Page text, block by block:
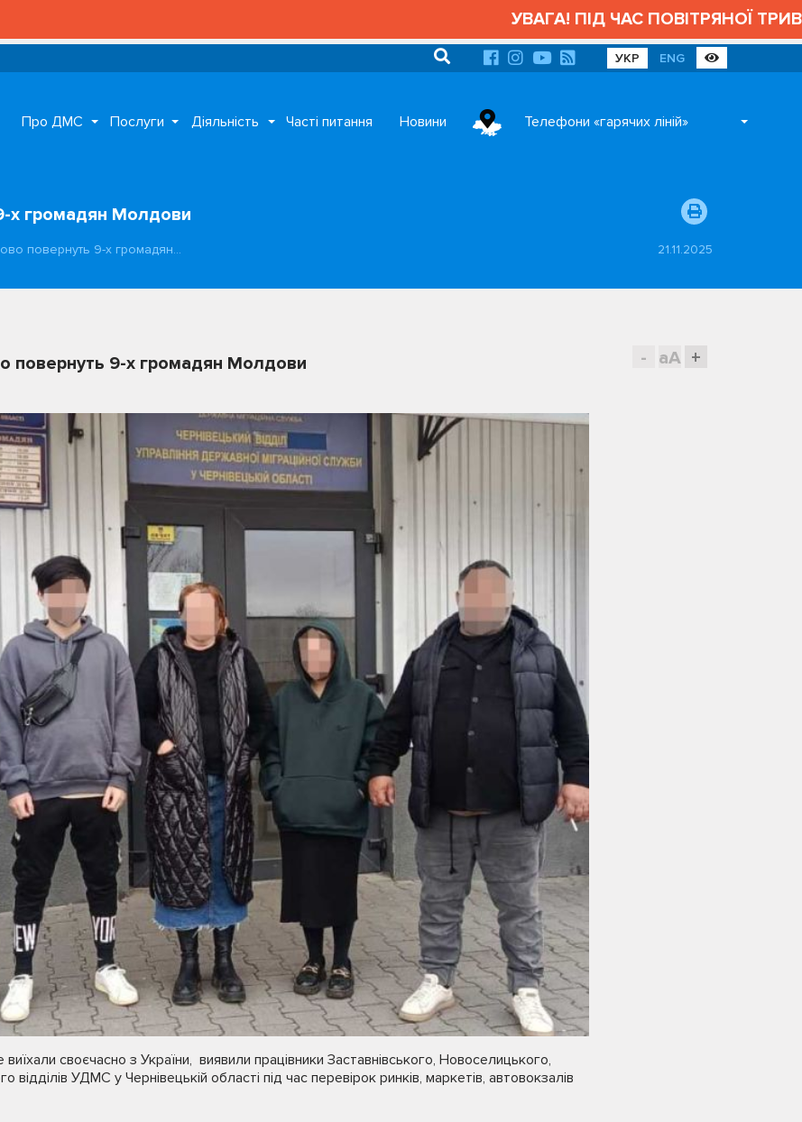
УВАГА! ПІД ЧАС ПОВІТРЯНОЇ
УКР ENG
Про ДМС Послуги Діяльність Часті питання Новини Телефони «гарячих ліній»
х громадян Молдови
повернуть 9-х громадян… 21.11.2025
- aA +
повернуть 9-х громадян Молдови
своєчасно з України, виявили працівники Заставнівського, Новоселицького,
відділів УДМС у Чернівецькій області під час перевірок ринків, маркетів, автовокзалів